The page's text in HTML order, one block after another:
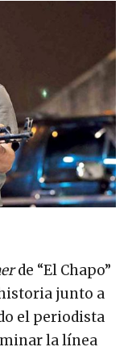
de “El Chapo”
junto a
el periodista
la línea